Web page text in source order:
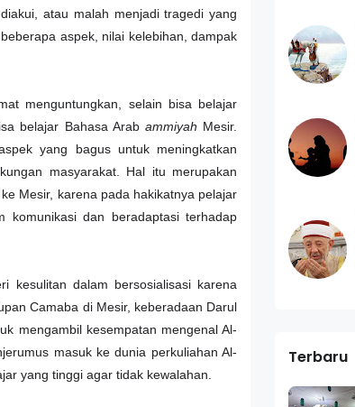
atau malah menjadi tragedi yang
aspek, nilai kelebihan, dampak
menguntungkan, selain bisa belajar
belajar Bahasa Arabammiyah Mesir.
yang bagus untuk meningkatkan
masyarakat. Hal itu merupakan
Mesir, karena pada hakikatnya pelajar
komunikasi dan beradaptasi terhadap
kesulitan dalam bersosialisasi karena
Camaba di Mesir, keberadaan Darul
mengambil kesempatan mengenal Al-
masuk ke dunia perkuliahan Al-
yang tinggi agar tidak kewalahan.
Terbaru